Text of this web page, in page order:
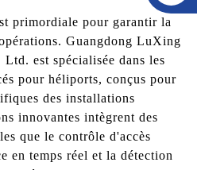
primordiale pour garantir la
Guangdong LuXing
est spécialisée dans les
pour héliports, conçus pour
des installations
innovantes intègrent des
que le contrôle d'accès
en temps réel et la détection